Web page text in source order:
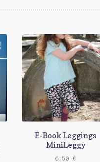
E-Book Leggings
MiniLeggy
6,50 €